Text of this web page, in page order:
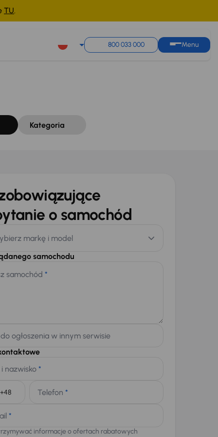
TU.
800 033 000 Menu
Kategoria
o samochód
markę i model
samochodu
samochód *
ogłoszenia w innym serwisie
nazwisko *
Telefon *
*
informacje o ofertach rabatowych